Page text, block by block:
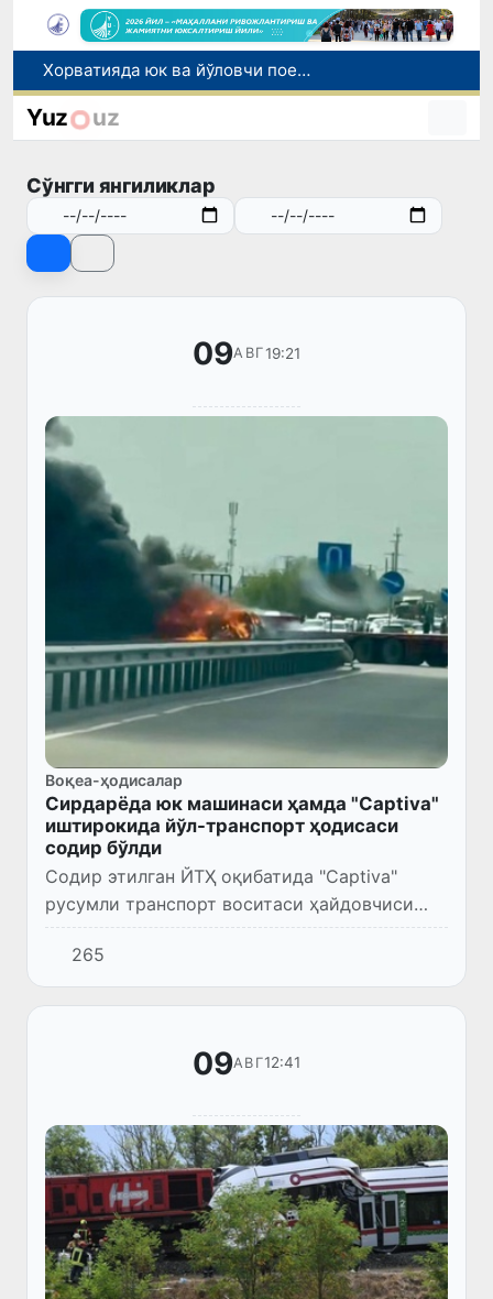
Бозор хизматларининг 40 фоиздан ортиғи пойтахт ҳиссасига тўғри келмоқда
“Мен таниган Ўзбекистон!”
Хорватияда юк ва йўловчи поездларининг тўқнашиб кетиши оқибатида 24 киши жабрланди
Yuz uz
Сўнгги янгиликлар
09АВГ19:21
Воқеа-ҳодисалар
Сирдарёда юк машинаси ҳамда "Captiva"
иштирокида йўл-транспорт ҳодисаси
содир бўлди
Содир этилган ЙТҲ оқибатида "Captiva"
русумли транспорт воситаси ҳайдовчиси
ҳамда 2 нафар йўловчи воқеа жойида вафот
этган.
265
09АВГ12:41